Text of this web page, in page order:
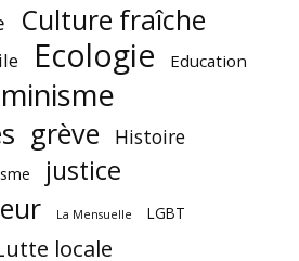
Culture fraîche
Ecologie Education
grève Histoire
justice
La Mensuelle
LGBT
locale